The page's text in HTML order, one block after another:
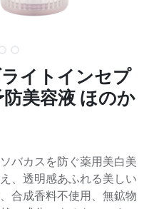
イトインセプ
美容液 ほのか
バカスを防ぐ薬用美白美
、透明感あふれる美しい
合成香料不使用、無鉱物